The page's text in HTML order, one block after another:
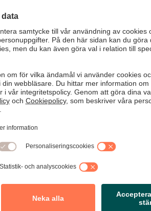
försöker utnyttja.
bör du granska flera
mer om säkerhetsdetaljerna.
innehavaren att sedeln i fråga är
inte kan ta emot den. Fråga om
kan vara förenat med risker.
och nekar köp eller har tagit